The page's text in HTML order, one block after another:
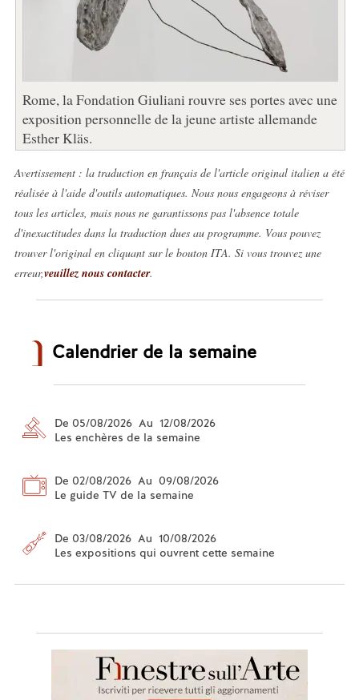
Rome, la Fondation Giuliani rouvre ses portes avec une
exposition personnelle de la jeune artiste allemande
Esther Kläs.
Avertissement : la traduction en français de l'article original italien a été
réalisée à l'aide d'outils automatiques. Nous nous engageons à réviser
tous les articles, mais nous ne garantissons pas l'absence totale
d'inexactitudes dans la traduction dues au programme. Vous pouvez
trouver l'original en cliquant sur le bouton ITA. Si vous trouvez une
erreur,veuillez nous contacter.
Calendrier de la semaine
De 05/08/2026 Au 12/08/2026
Les enchères de la semaine
De 02/08/2026 Au 09/08/2026
Le guide TV de la semaine
De 03/08/2026 Au 10/08/2026
Les expositions qui ouvrent cette semaine